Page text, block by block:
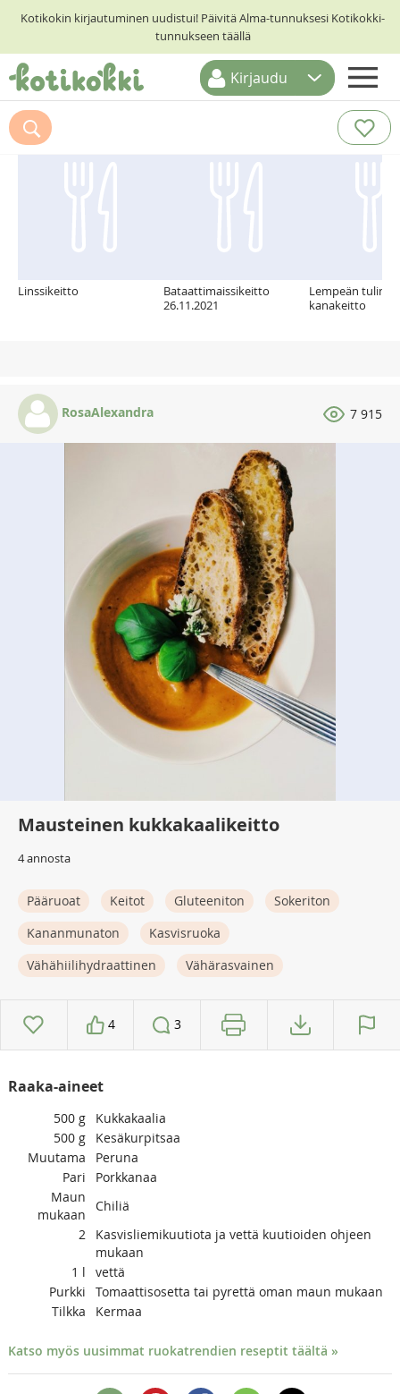
Kotikokin kirjautuminen uudistui! Päivitä Alma-tunnuksesi Kotikokki-
tunnukseen täällä
ETUSIVU
RESEPTIHAKU
Kirjaudu
Suosittelemme myös
Linssikeitto
Bataattimaissikeitto
26.11.2021
Lempeän tulinen
kanakeitto
RosaAlexandra 7 915
Mausteinen kukkakaalikeitto
4 annosta
Pääruoat Keitot Gluteeniton
Sokeriton
Kananmunaton
Kasvisruoka
Vähähiilihydraattinen
Vähärasvainen
4 3
Raaka-aineet
500 g
Kukkakaalia
500 g
Kesäkurpitsaa
Muutama
Peruna
Pari
Porkkanaa
Maun
mukaan
Chiliä
2
Kasvisliemikuutiota ja vettä kuutioiden ohjeen
mukaan
1 l
vettä
Purkki
Tomaattisosetta tai pyrettä oman maun mukaan
Tilkka
Kermaa
Katso myös uusimmat ruokatrendien reseptit täältä »